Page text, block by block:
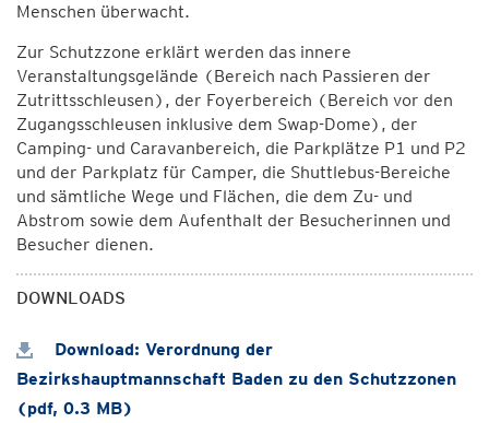
Menschen überwacht.
Zur Schutzzone erklärt werden das innere
Veranstaltungsgelände (Bereich nach Passieren der
Zutrittsschleusen), der Foyerbereich (Bereich vor den
Zugangsschleusen inklusive dem Swap-Dome), der
Camping- und Caravanbereich, die Parkplätze P1 und P2
und der Parkplatz für Camper, die Shuttlebus-Bereiche
und sämtliche Wege und Flächen, die dem Zu- und
Abstrom sowie dem Aufenthalt der Besucherinnen und
Besucher dienen.
DOWNLOADS
Download: Verordnung der
Bezirkshauptmannschaft Baden zu den Schutzzonen
(pdf, 0.3 MB)